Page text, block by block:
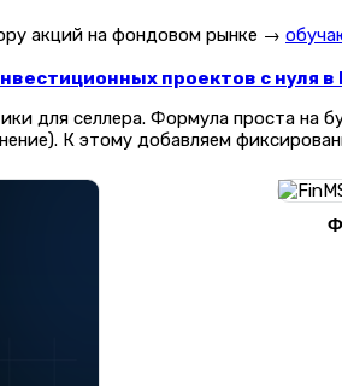
акций на фондовом рынке →
проектов с нуля в
для селлера. Формула проста на
К этому добавляем